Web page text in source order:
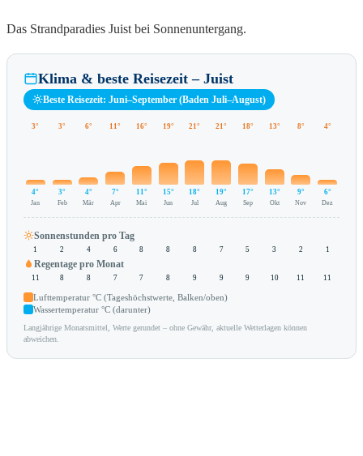
Das Strandparadies Juist bei Sonnenuntergang.
Klima & beste Reisezeit – Juist
Beste Reisezeit: Juni–September (Baden Juli–August)
3°
4°
Jan
3°
3°
Feb
6°
4°
Mär
11°
7°
Apr
16°
11°
Mai
19°
15°
Jun
21°
18°
Jul
21°
19°
Aug
18°
17°
Sep
13°
13°
Okt
8°
9°
Nov
4°
6°
Dez
Sonnenstunden pro Tag
1 2 4 6 8 8 8 7 5 3 2 1
Regentage pro Monat
11 8 8 7 7 8 9 9 9 10 11 11
Lufttemperatur °C (Tageshöchstwerte, Balken/oben)
Wassertemperatur °C (darunter)
Langjährige Monatsmittel, Werte gerundet – ohne Gewähr, aktuelle Wetterlagen können
abweichen.